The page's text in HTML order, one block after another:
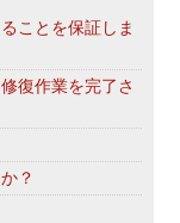
ことを保証しま
復作業を完了さ
？